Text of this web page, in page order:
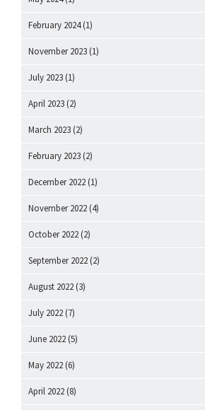
February 2024(1)
November 2023 (1)
July 2023 (1)
April 2023 (2)
March 2023 (2)
February 2023 (2)
December 2022 (1)
November 2022 (4)
October 2022 (2)
September 2022 (2)
August 2022 (3)
July 2022 (7)
June 2022 (5)
May 2022 (6)
April 2022 (8)